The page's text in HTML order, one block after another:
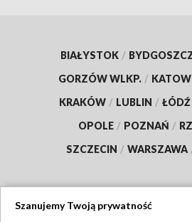
BIAŁYSTOK /
GORZÓW WLKP. /
KRAKÓW / LUBLIN / ŁÓDŹ
OPOLE / POZNAŃ /
SZCZECIN / WARSZAWA
Szanujemy Twoją prywatność